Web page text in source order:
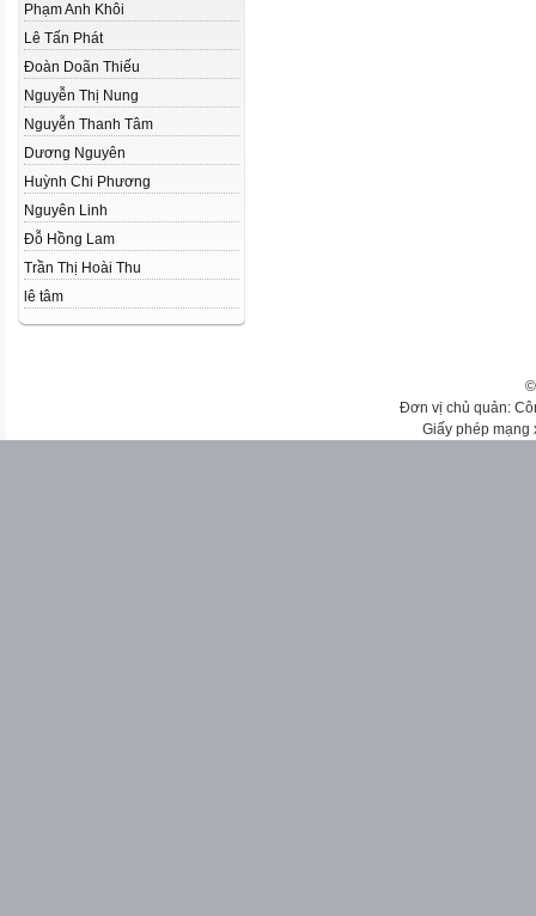
Phạm Anh Khôi
Lê Tấn Phát
Đoàn Doãn Thiếu
Nguyễn Thị Nung
Nguyễn Thanh Tâm
Dương Nguyên
Huỳnh Chi Phương
Nguyên Linh
Đỗ Hồng Lam
Trần Thị Hoài Thu
lê tâm
Đơn vị chủ quản:
Giấy phép mạng